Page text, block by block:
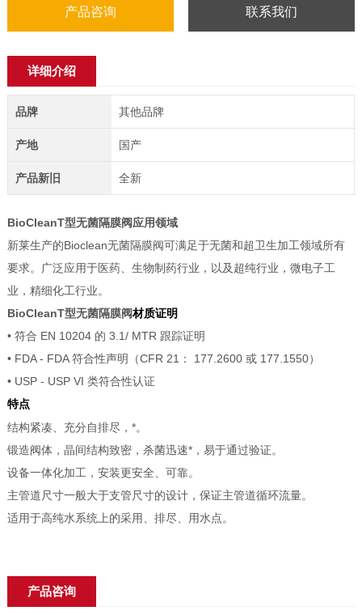
产品咨询 联系我们
详细介绍
品牌 其他品牌
产地 国产
产品新旧 全新
BioCleanT型无菌隔膜阀应用领域
新莱生产的Bioclean无菌隔膜阀可满足于无菌和超卫生加工领域所有
要求。广泛应用于医药、生物制药行业，以及超纯行业，微电子工
业，精细化工行业。
BioCleanT型无菌隔膜阀材质证明
• 符合 EN 10204 的 3.1/ MTR 跟踪证明
• FDA - FDA 符合性声明
（CFR 21： 177.2600 或 177.1550）
• USP - USP VI 类符合性认证
特点
结构紧凑、充分自排尽，*。
锻造阀体，晶间结构致密，杀菌迅速*，易于通过验证。
设备一体化加工，安装更安全、可靠。
主管道尺寸一般大于支管尺寸的设计，保证主管道循环流量。
适用于高纯水系统上的采用、排尽、用水点。
产品咨询